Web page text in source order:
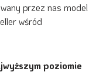
przez nas model
wśród
poziomie